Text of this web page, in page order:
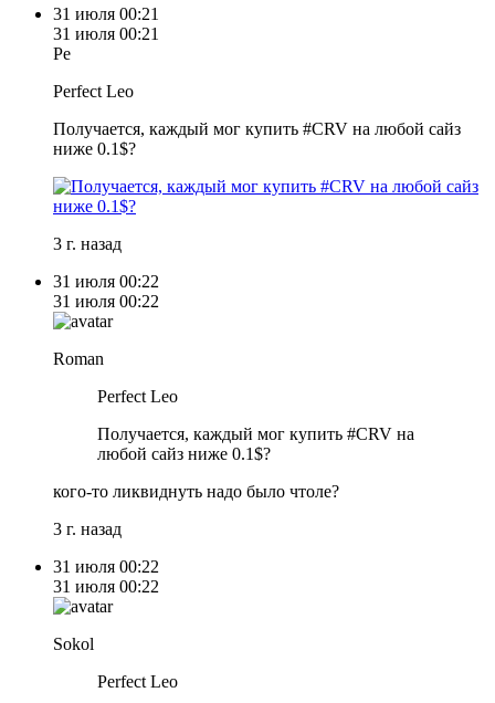
31 июля 00:21
31 июля 00:21
Pe
Perfect Leo
Получается, каждый мог купить #CRV на любой сайз
ниже 0.1$?
3 г. назад
31 июля 00:22
31 июля 00:22
Roman
Perfect Leo
Получается, каждый мог купить #CRV на
любой сайз ниже 0.1$?
кого-то ликвиднуть надо было чтоле?
3 г. назад
31 июля 00:22
31 июля 00:22
Sokol
Perfect Leo